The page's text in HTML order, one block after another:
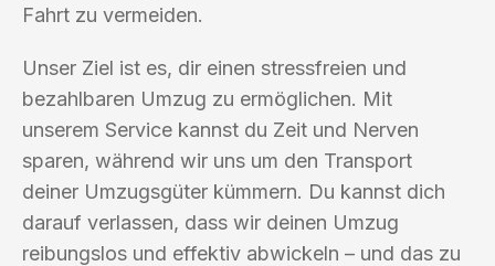
Fahrt zu vermeiden.
Unser Ziel ist es, dir einen stressfreien und
bezahlbaren Umzug zu ermöglichen. Mit
unserem Service kannst du Zeit und Nerven
sparen, während wir uns um den Transport
deiner Umzugsgüter kümmern. Du kannst dich
darauf verlassen, dass wir deinen Umzug
reibungslos und effektiv abwickeln – und das zu